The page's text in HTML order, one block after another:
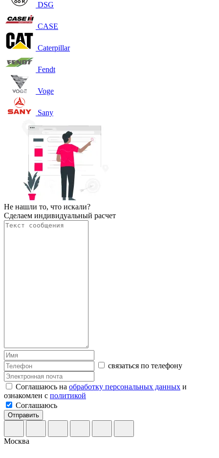
DSG
CASE
Caterpillar
Fendt
Voge
Sany
Не нашли то, что искали?
Сделаем индивидуальный расчет
связаться по телефону
Соглашаюсь на обработку персональных данных и
ознакомлен с политикой
Соглашаюсь
Отправить
Москва